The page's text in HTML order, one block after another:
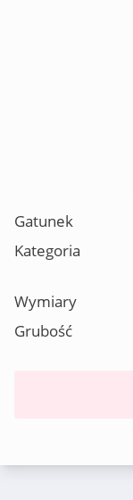
Gatunek
Kategoria
Wymiary
Grubość